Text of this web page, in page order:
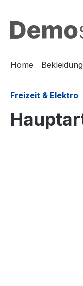
Home Bekleidung
Freizeit & Elektro